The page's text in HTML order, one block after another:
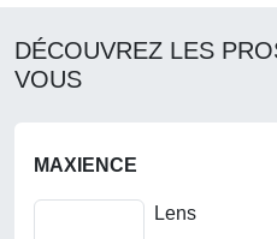
DÉCOUVREZ LES
VOUS
MAXIENCE
Lens